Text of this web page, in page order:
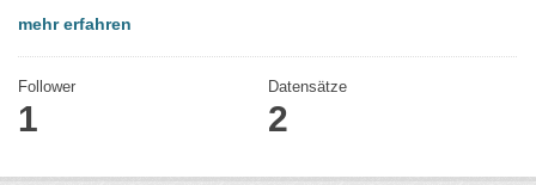
mehr erfahren
Follower
1
Datensätze
2